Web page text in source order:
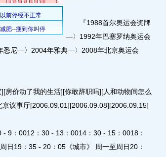
『1988首尔奥运会奖牌
—〉1992年巴塞罗纳奥运会
尼—〉2004年雅典—〉2008年北京奥运会
价动了我的生活][你敢辞职吗][人和动物间怎么
议事厅[2006.09.01][2006.09.08][2006.09.15]
：0012：30 - 13：0014：30 - 15：0018：
日19：35 - 20：05《城市》 周一至周日20：